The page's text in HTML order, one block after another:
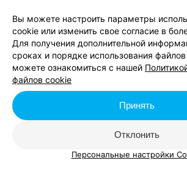
Чижовка-Арена
ул. Ташкентская, 19
Массовые катания
Вы можете настроить параметры
cookie или изменить свое согласие в
Для получения дополнительной
сроках и порядке использования
можете ознакомиться с нашей
файлов cookie
Отклонить
Принять
Персональные настройки